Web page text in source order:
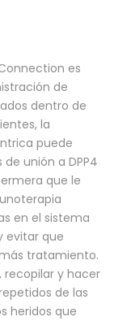
es
de
dentro de
la
puede
unión a DPP4
que le
en el sistema
evitar que
tratamiento.
recopilar y hacer
de las
heridos que